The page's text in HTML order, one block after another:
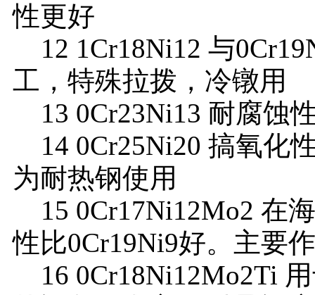
性更好
12 1Cr18Ni12 与
工，特殊拉拨，冷镦用
13 0Cr23Ni13 耐腐蚀
14 0Cr25Ni20 搞氧化
为耐热钢使用
15 0Cr17Ni12Mo2 在
性比0Cr19Ni9好。主要
16 0Cr18Ni12Mo2Ti